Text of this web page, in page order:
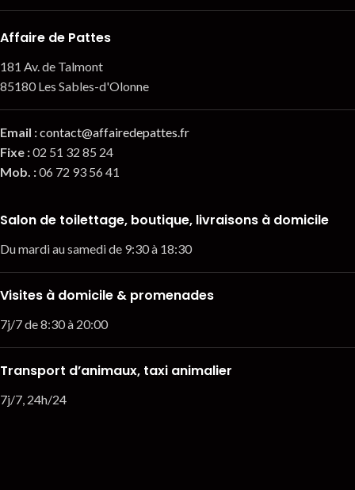
Affaire de Pattes
181 Av. de Talmont
85180 Les Sables-d'Olonne
Email :contact@affairedepattes.fr
Fixe :02 51 32 85 24
Mob. :06 72 93 56 41
Salon de toilettage, boutique, livraisons à domicile
Du mardi au samedi de 9:30 à 18:30
Visites à domicile & promenades
7j/7 de 8:30 à 20:00
Transport d’animaux, taxi animalier
7j/7, 24h/24